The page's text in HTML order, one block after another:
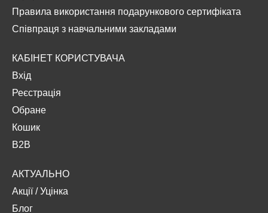
Правила використання подарункового сертифіката
Співпраця з навчальними закладами
КАБІНЕТ КОРИСТУВАЧА
Вхід
Реєстрація
Обране
Кошик
B2B
АКТУАЛЬНО
Акції/Уцінка
Блог